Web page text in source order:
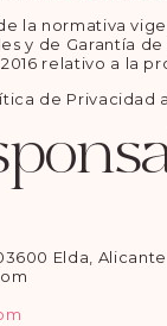
la normativa
y de Garantía
relativo a la
de Privacidad
Elda,